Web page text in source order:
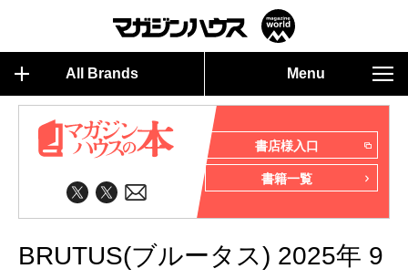
All Brands Menu
書店様入口
書籍一覧
BRUTUS(ブルータス) 2025年 9